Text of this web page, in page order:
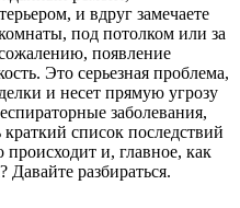
и вдруг замечаете
под потолком или за
появление
Это серьезная проблема,
и несет прямую угрозу
заболевания,
список последствий
происходит и, главное, как
Давайте разбираться.